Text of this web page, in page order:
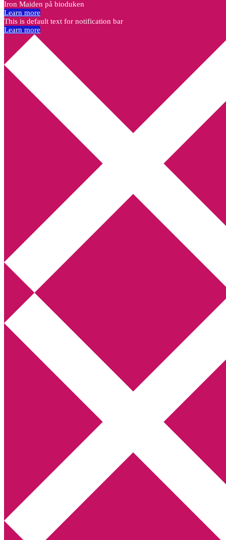
Annikas litteratur- och kulturblogg
Deckare, kriminalromaner, thrillers
Hem
Boktolva
Författarfemman
Kontakt
Webbshop Amazon
Utskriftscentralen
Min tv-blogg
You are here:Home Amerikansk litteratur
Recension: Släpp inte
taget av Harlan Coben
Recension: Släpp inte taget av
Harlan Coben
Iron Maiden på bioduken
Learn more
This is default text for notification bar
Learn more